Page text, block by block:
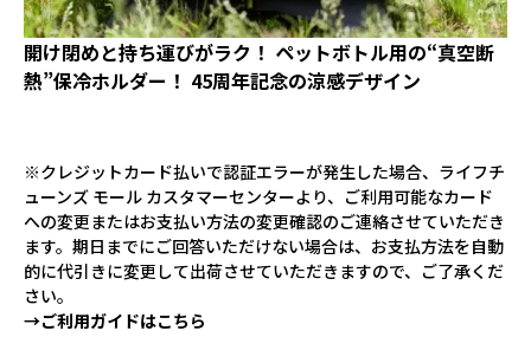
開け閉めと持ち運びがラク！ ペットボトル用の“真空断
熱”保冷ホルダー！ 45周年記念の涼感デザイン
※クレジットカード払いで認証エラーが発生した場合、ライフチ
ューンズ モール カスタマーセンターより、ご利用可能なカード
への変更またはお支払い方法の変更確認のご連絡させていただき
ます。期日までにご回答いただけない場合は、お支払方法を自動
的に代引きに変更して出荷させていただきますので、ご了承くだ
さい。
→ご利用ガイドはこちら